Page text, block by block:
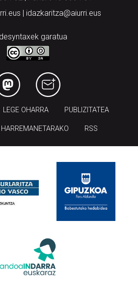
garatua
LEGE OHARRA
HARREMANETARAKO RSS